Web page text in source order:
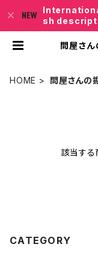
sh
問屋さ
HOME 問屋さんの
該当する
CATEGORY